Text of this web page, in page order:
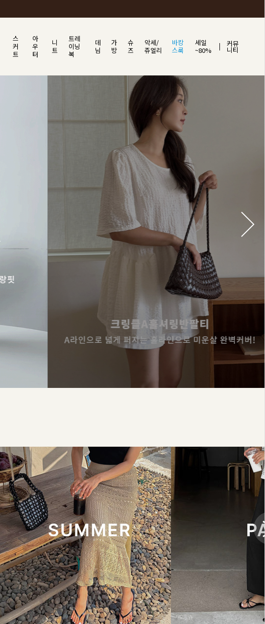
스
커
트
아
우
터
니
트
트레
이닝
복
데
님
가
방
슈
즈
악세/
쥬얼리
바캉
스룩
세일
~80%
커뮤
니티